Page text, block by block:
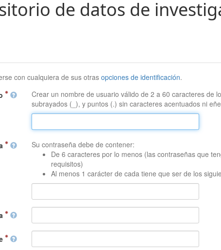
de datos de
con cualquiera de sus otrasopciones de identificación.
Crear un nombre de usuario válido de 2 a 60 caracteres de
subrayados (_), y puntos (.) sin caracteres acentuados ni
Su contraseña debe de contener:
De 6 caracteres por lo menos (las contraseñas que
requisitos)
Al menos 1 carácter de cada tiene que ser de los